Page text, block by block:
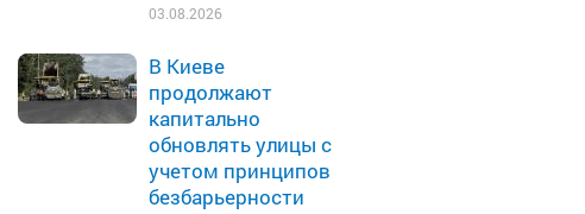
03.08.2026
В Киеве
продолжают
капитально
обновлять улицы с
учетом принципов
безбарьерности